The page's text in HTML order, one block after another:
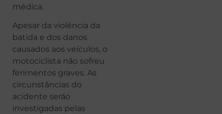
médica.
Apesar da violência da
batida e dos danos
causados aos veículos, o
motociclista não sofreu
ferimentos graves. As
circunstâncias do
acidente serão
investigadas pelas